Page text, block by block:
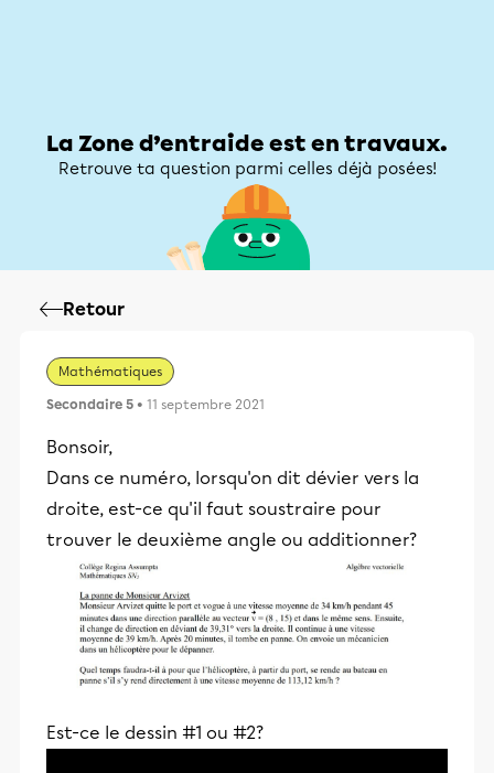
La Zone d’entraide est en travaux.
Retrouve ta question parmi celles déjà posées!
Retour
Mathématiques
Secondaire 5 • 11 septembre 2021
Bonsoir,
Dans ce numéro, lorsqu'on dit dévier vers la
droite, est-ce qu'il faut soustraire pour
trouver le deuxième angle ou additionner?
Est-ce le dessin #1 ou #2?